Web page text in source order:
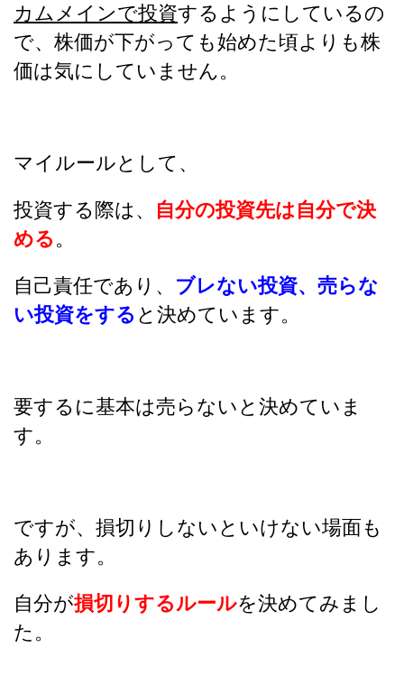
カムメインで投資するようにしているの
で、株価が下がっても始めた頃よりも株
価は気にしていません。
マイルールとして、
投資する際は、
自分の投資先は自分で決
める。
自己責任であり、 ブレない投資、売らな
い投資をする と決めています。
要するに基本は売らないと決めていま
す。
ですが、損切りしないといけない場面も
あります。
自分が損切りするルールを決めてみまし
た。